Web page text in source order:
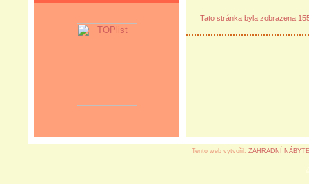
Tato stránka byla zobrazena
Tento web vytvořil: ZAHRADNÍ